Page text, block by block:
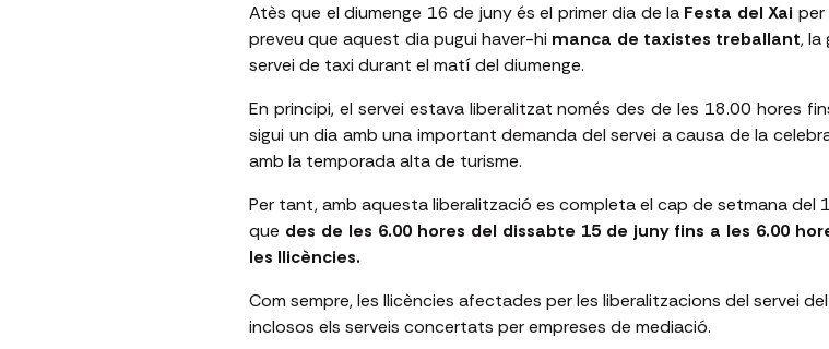
Atès que el diumenge 16 de juny és el primer dia de la Festa del Xai per
preveu que aquest dia pugui haver-hi manca de taxistes treballant, la
servei de taxi durant el matí del diumenge.
En principi, el servei estava liberalitzat només des de les 18.00 hores
sigui un dia amb una important demanda del servei a causa de la
amb la temporada alta de turisme.
Per tant, amb aquesta liberalització es completa el cap de setmana del
que des de les 6.00 hores del dissabte 15 de juny fins a les 6.00
les llicències.
Com sempre, les llicències afectades per les liberalitzacions del servei
inclosos els serveis concertats per empreses de mediació.